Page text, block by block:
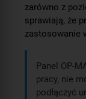
zarówno z
sprawiają, że
zastosowanie
Panel OP-
pracy, nie
podłączyć